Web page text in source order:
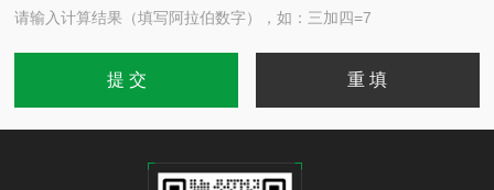
请输入计算结果（填写阿拉伯数字），如：三加四=7